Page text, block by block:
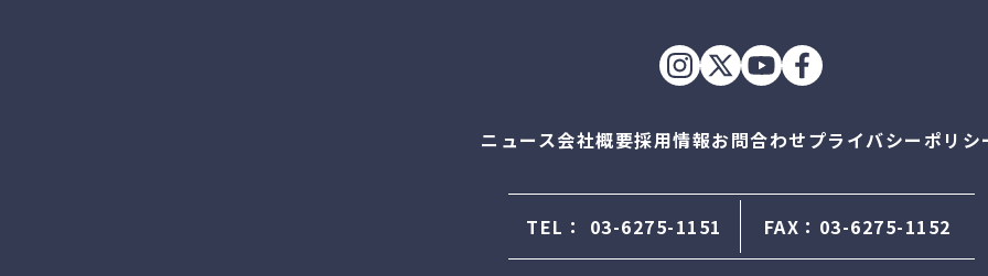
ニュース会社概要採用情報お問合わせプライバシーポリシ
TEL： 03-6275-1151 FAX：03-6275-1152